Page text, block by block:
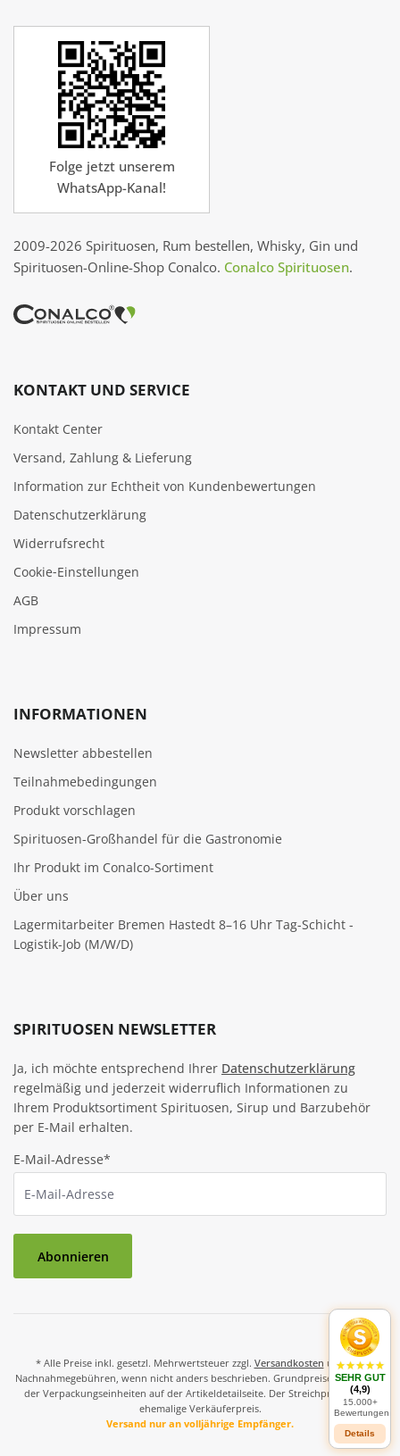
Folge jetzt unserem
WhatsApp-Kanal!
2009-2026 Spirituosen, Rum bestellen, Whisky, Gin und
Spirituosen-Online-Shop Conalco. Conalco Spirituosen.
KONTAKT UND SERVICE
Kontakt Center
Versand, Zahlung & Lieferung
Information zur Echtheit von Kundenbewertungen
Datenschutzerklärung
Widerrufsrecht
Cookie‑Einstellungen
AGB
Impressum
INFORMATIONEN
Newsletter abbestellen
Teilnahmebedingungen
Produkt vorschlagen
Spirituosen-Großhandel für die Gastronomie
Ihr Produkt im Conalco-Sortiment
Über uns
Lagermitarbeiter Bremen Hastedt 8–16 Uhr Tag-Schicht -
Logistik-Job (M/W/D)
SPIRITUOSEN NEWSLETTER
Ja, ich möchte entsprechend Ihrer Datenschutzerklärung
regelmäßig und jederzeit widerruflich Informationen zu
Ihrem Produktsortiment Spirituosen, Sirup und Barzubehör
per E-Mail erhalten.
E-Mail-Adresse*
Abonnieren
* Alle Preise inkl. gesetzl. Mehrwertsteuer zzgl. Versandkosten und ggf.
Nachnahmegebühren, wenn nicht anders beschrieben. Grundpreise und Preise
der Verpackungseinheiten auf der Artikeldetailseite. Der Streichpreis ist der
ehemalige Verkäuferpreis.
Versand nur an volljährige Empfänger.
SEHR GUT
(4,9)
15.000+
Bewertungen
Details